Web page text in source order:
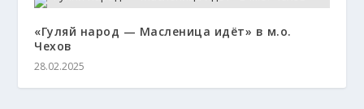
«Гуляй народ — Масленица идёт» в м.о.
Чехов
28.02.2025